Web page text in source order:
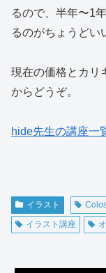
るので、半年〜1
るのがちょうどい
現在の価格とカリ
からどうぞ。
hide先生の講座一
イラスト
イラスト講座